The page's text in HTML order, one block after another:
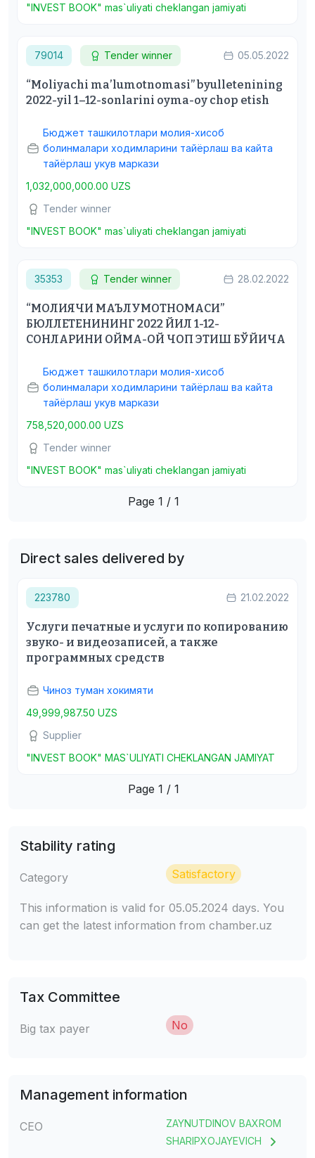
"INVEST BOOK" mas`uliyati cheklangan jamiyati
79014 Tender winner 05.05.2022
“Moliyachi maʼlumotnomasi” byulletenining
2022-yil 1–12-sonlarini oyma-oy chop etish
Бюджет ташкилотлари молия-хисоб
болинмалари ходимларини тайёрлаш ва кайта
тайёрлаш укув маркази
1,032,000,000.00 UZS
Tender winner
"INVEST BOOK" mas`uliyati cheklangan jamiyati
35353 Tender winner 28.02.2022
“МОЛИЯЧИ МАЪЛУМОТНОМАСИ”
БЮЛЛЕТЕНИНИНГ 2022 ЙИЛ 1-12-
СОНЛАРИНИ ОЙМА-ОЙ ЧОП ЭТИШ БЎЙИЧА
Бюджет ташкилотлари молия-хисоб
болинмалари ходимларини тайёрлаш ва кайта
тайёрлаш укув маркази
758,520,000.00 UZS
Tender winner
"INVEST BOOK" mas`uliyati cheklangan jamiyati
Page 1 / 1
Direct sales delivered by
223780 21.02.2022
Услуги печатные и услуги по копированию
звуко- и видеозаписей, а также
программных средств
Чиноз туман хокимяти
49,999,987.50 UZS
Supplier
"INVEST BOOK" MAS`ULIYATI CHEKLANGAN JAMIYAT
Page 1 / 1
Stability rating
Category Satisfactory
This information is valid for 05.05.2024 days. You
can get the latest information from chamber.uz
Tax Committee
Big tax payer No
Management information
CEO
ZAYNUTDINOV BAXROM
SHARIPXOJAYEVICH